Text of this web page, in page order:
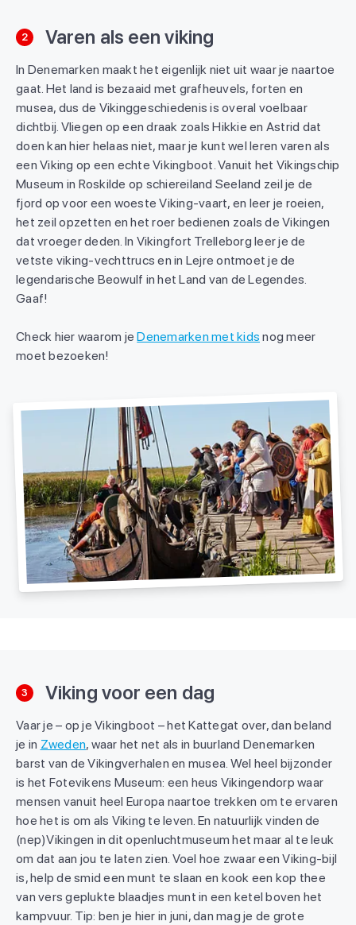
2 Varen als een viking
In Denemarken maakt het eigenlijk niet uit waar je naartoe
gaat. Het land is bezaaid met grafheuvels, forten en
musea, dus de Vikinggeschiedenis is overal voelbaar
dichtbij. Vliegen op een draak zoals Hikkie en Astrid dat
doen kan hier helaas niet, maar je kunt wel leren varen als
een Viking op een echte Vikingboot. Vanuit het Vikingschip
Museum in Roskilde op schiereiland Seeland zeil je de
fjord op voor een woeste Viking-vaart, en leer je roeien,
het zeil opzetten en het roer bedienen zoals de Vikingen
dat vroeger deden. In Vikingfort Trelleborg leer je de
vetste viking-vechttrucs en in Lejre ontmoet je de
legendarische Beowulf in het Land van de Legendes.
Gaaf!
Check hier waarom jeDenemarken met kids nog meer
moet bezoeken!
3 Viking voor een dag
Vaar je – op je Vikingboot – het Kattegat over, dan beland
je in Zweden, waar het net als in buurland Denemarken
barst van de Vikingverhalen en musea. Wel heel bijzonder
is het Fotevikens Museum: een heus Vikingendorp waar
mensen vanuit heel Europa naartoe trekken om te ervaren
hoe het is om als Viking te leven. En natuurlijk vinden de
(nep)Vikingen in dit openluchtmuseum het maar al te leuk
om dat aan jou te laten zien. Voel hoe zwaar een Viking-bijl
is, help de smid een munt te slaan en kook een kop thee
van vers geplukte blaadjes munt in een ketel boven het
kampvuur. Tip: ben je hier in juni, dan mag je de grote